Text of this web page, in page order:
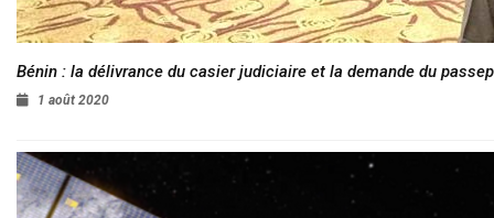
Bénin : la délivrance du casier judiciaire et la demande du
1 août 2020